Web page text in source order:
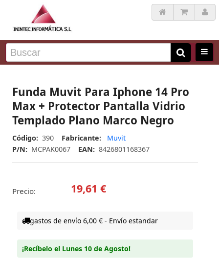
Funda Muvit Para Iphone 14 Pro
Max + Protector Pantalla Vidrio
Templado Plano Marco Negro
Código: 390 Fabricante:
Muvit
P/N: MCPAK0067 EAN: 8426801168367
Precio: 19,61 €
gastos de envío 6,00 € - Envío estandar
¡Recíbelo el Lunes 10 de Agosto!